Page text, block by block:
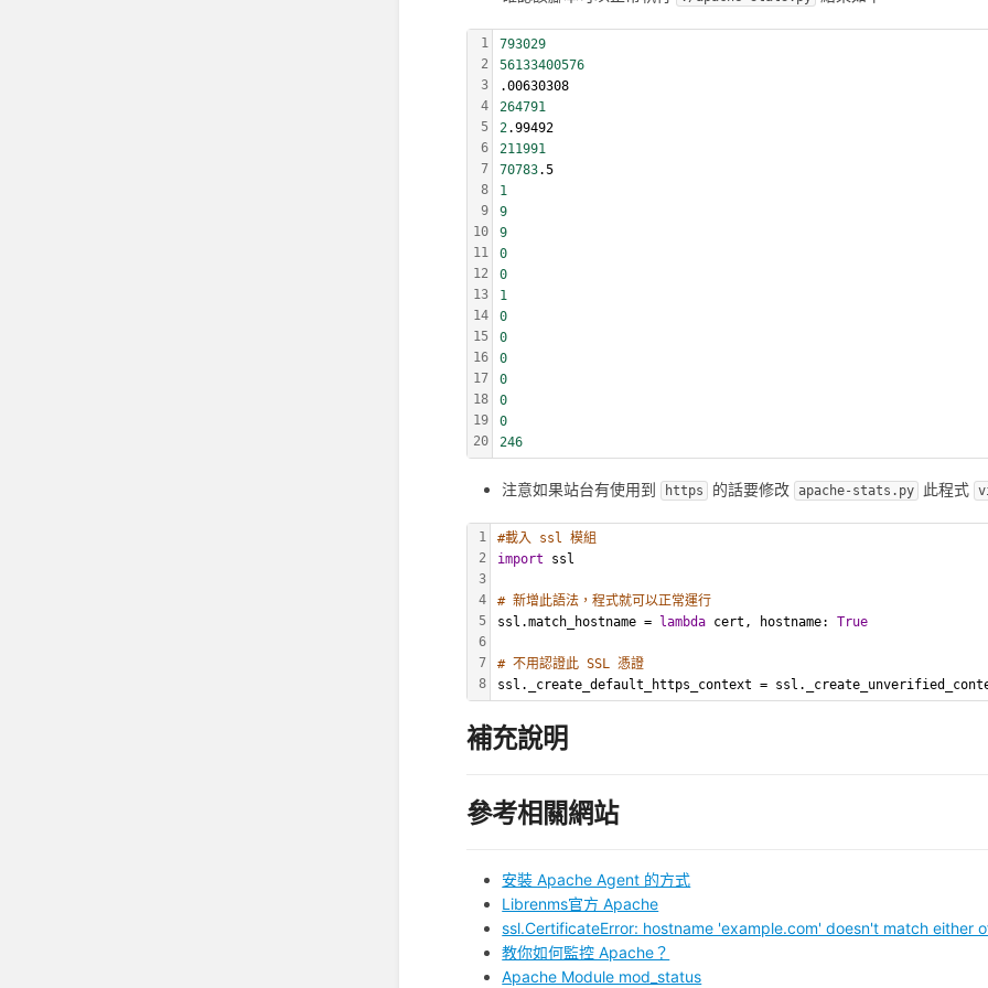
1
2
3
4
5
6
7
8
9
10
11
12
13
14
15
16
17
18
19
20
793029
56133400576
.00630308
264791
2.99492
211991
70783.5
1
9
9
0
0
1
0
0
0
0
0
0
246
注意如果站台有使用到 https 的話要修改 apache-stats.py 此程式
1
2
3
4
5
6
7
8
#載入 ssl 模組
import ssl
# 新增此語法，程式就可以正常運行
ssl.match_hostname =
lambda cert, hostname: True
# 不用認證此 SSL 憑證
ssl._create_default_https_context =
補充說明
參考相關網站
安裝 Apache Agent 的方式
Librenms官方 Apache
ssl.CertificateError: hostname 'example.com' doesn't match either
教你如何監控 Apache？
Apache Module mod_status